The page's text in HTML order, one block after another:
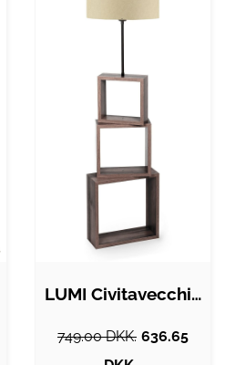
LUMI Civitavecchia gulvlampe, m. 3…
749.00 DKK. 636.65